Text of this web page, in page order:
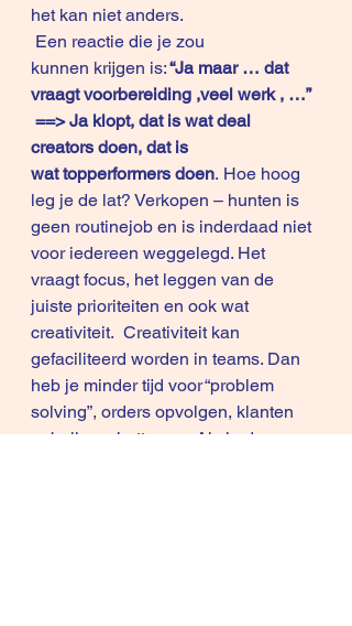
het kan niet anders.
kunnen krijgen is: “Ja maar … dat
vraagt voorbereiding ,veel werk , …”
==> Ja klopt, dat is wat deal
creators doen, dat is
wat topperformers doen. Hoe hoog
leg je de lat? Verkopen – hunten is
geen routinejob en is inderdaad niet
voor iedereen weggelegd. Het
vraagt focus, het leggen van de
juiste prioriteiten en ook wat
creativiteit.  Creativiteit kan
gefaciliteerd worden in teams. Dan
heb je minder tijd voor “problem
solving”, orders opvolgen, klanten
nabellen, chatten, … Als je deze